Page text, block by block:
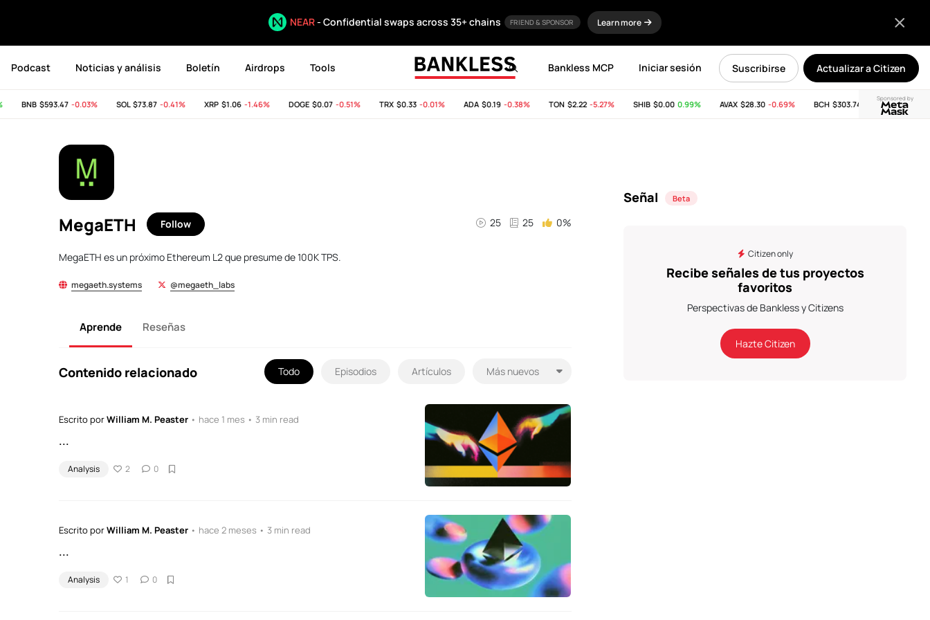
NEAR- Confidential swaps across 35+ chains FRIEND & SPONSOR Learn more
Podcast Noticias y análisis Boletín Airdrops Tools Actualizar a Citizen
Suscribirse
Iniciar sesión
Bankless MCP
Sponsored by
BNB$593.47 -0.03% SOL$73.87 -0.41% XRP$1.06 -1.46% DOGE$0.07 -0.51% TRX$0.33 -0.01% ADA$0.19 -0.38% TON$2.22 -5.27% SHIB$0.00 0.99% AVAX$28.30 -0.69% BCH$303.74 -11.53% LINK
MegaETH Follow 25 25 0%
MegaETH es un próximo Ethereum L2 que presume de 100K TPS.
megaeth.systems @megaeth_labs
Aprende Reseñas
Contenido relacionado Todo Episodios Artículos
Escrito porWilliam M. Peaster • hace 1 mes • 3 min read
...
Analysis 2 0
Escrito porWilliam M. Peaster • hace 2 meses • 3 min read
...
Analysis 1 0
Señal Beta
Citizen only
Recibe señales de tus proyectos
favoritos
Perspectivas de Bankless y Citizens
Hazte Citizen